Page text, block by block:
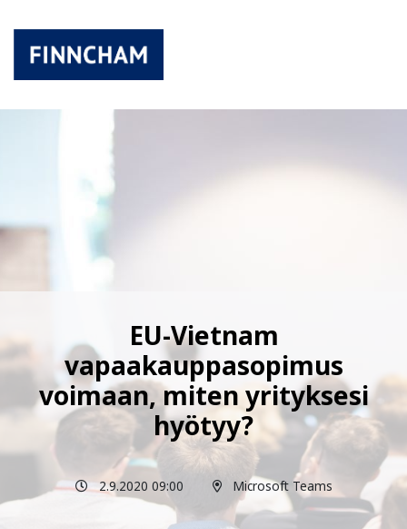
EU-Vietnam
vapaakauppasopimus
voimaan, miten yrityksesi
hyötyy?
2.9.2020 09:00 Microsoft Teams